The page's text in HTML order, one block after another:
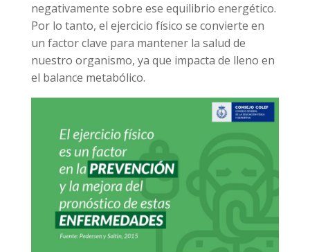
negativamente sobre ese equilibrio energético.
Por lo tanto, el ejercicio físico se convierte en
un factor clave para mantener la salud de
nuestro organismo, ya que impacta de lleno en
el balance metabólico.